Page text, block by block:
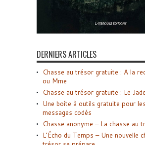
DERNIERS ARTICLES
Chasse au trésor gratuite : A la
ou Mme
Chasse au trésor gratuite : Le
Une boîte à outils gratuite pour
messages codés
Chasse anonyme – La chasse au
L’Écho du Temps – Une nouvelle